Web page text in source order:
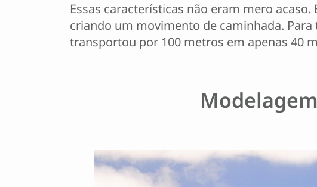
Essas características não eram mero
criando um movimento de caminhada.
transportou por 100 metros em apenas 40